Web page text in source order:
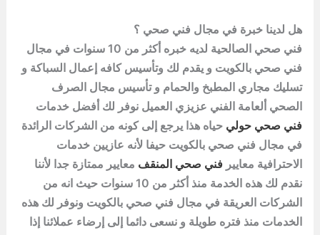
هل لدينا خبرة في مجال فني صحي ؟
فني صحي الصالحية لديه خبره أكثر من 10 سنوات في مجال
فني صحي بالكويت و يقدم لك وتأسيس كافه إعمال السباكة و
تسليك مجاري المطبخ والحمام و تأسيس مجال الصرف
الصحي ألعامة الفني عزيزي العميل نوفر لك أفضل خدمات
فني صحي حولي حياه هذا يرجع إلى كونه من الشركات الرائدة
في مجال فني صحي بالكويت حيفا لأنه عازيين خدمات
الاحترافية معايير فني صحي المنقف معايير ممتازة جدا لأننا
نقدم لك هذه الخدمة منذ أكثر من 10 سنوات حيث انه من
الشركات العريقة في مجال فني صحي بالكويت ونوفر لك هذه
الخدمات منذ فتره طويلة و نسعى دائما إلى إرضاء عملائنا إذا